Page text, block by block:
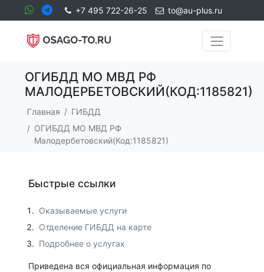
+7 495 722-26-25 to@au-plus.ru
ОГИБДД МО МВД РФ
МАЛОДЕРБЕТОВСКИЙ(КОД:1185821)
Главная
ГИБДД
ОГИБДД МО МВД РФ
Малодербетовский(Код:1185821)
Быстрые ссылки
Оказываемые услуги
Отделение ГИБДД на карте
Подробнее о услугах
Приведена вся официальная информация по